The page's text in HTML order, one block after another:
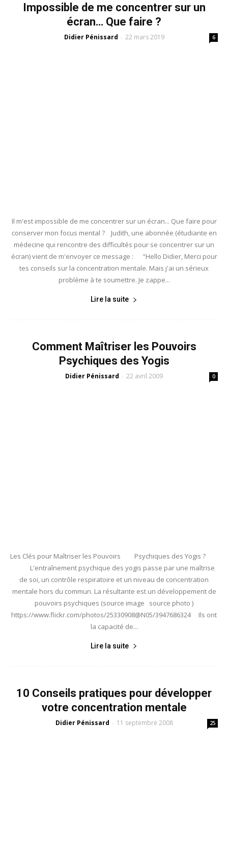
Impossible de me concentrer sur un
écran… Que faire ?
Didier Pénissard - 22 mars 2019 6
Il m'est impossible de me concentrer sur un écran... Que faire pour
conserver mon focus mental ? Judith, une abonnée (étudiante en
médecine qui rencontre des difficultés pour se concentrer sur un
écran) vient de m'envoyer ce message : "Hello Didier, Merci pour
tes conseils sur la concentration mentale. Mais j'ai un sérieux
problème à te soumettre. Je zappe...
Lire la suite
Comment Maîtriser les Pouvoirs
Psychiques des Yogis
Didier Pénissard - 22 avril 2009 0
Les Clés pour Maîtriser les Pouvoirs Psychiques des Yogis ?
L'entraînement psychique des yogis passe par une maîtrise
de soi, un contrôle respiratoire et un niveau de concentration
mentale hors du commun. La résultante est un développement de
pouvoirs psychiques (source image source photo )
https://www.flickr.com/photos/25330908@N05/3947686324 Ils ont
la capacité de...
Lire la suite
10 Conseils pratiques pour développer
votre concentration mentale
Didier Pénissard - 11 septembre 2008 25